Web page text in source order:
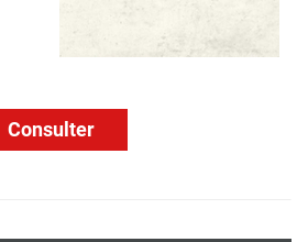
Consulter